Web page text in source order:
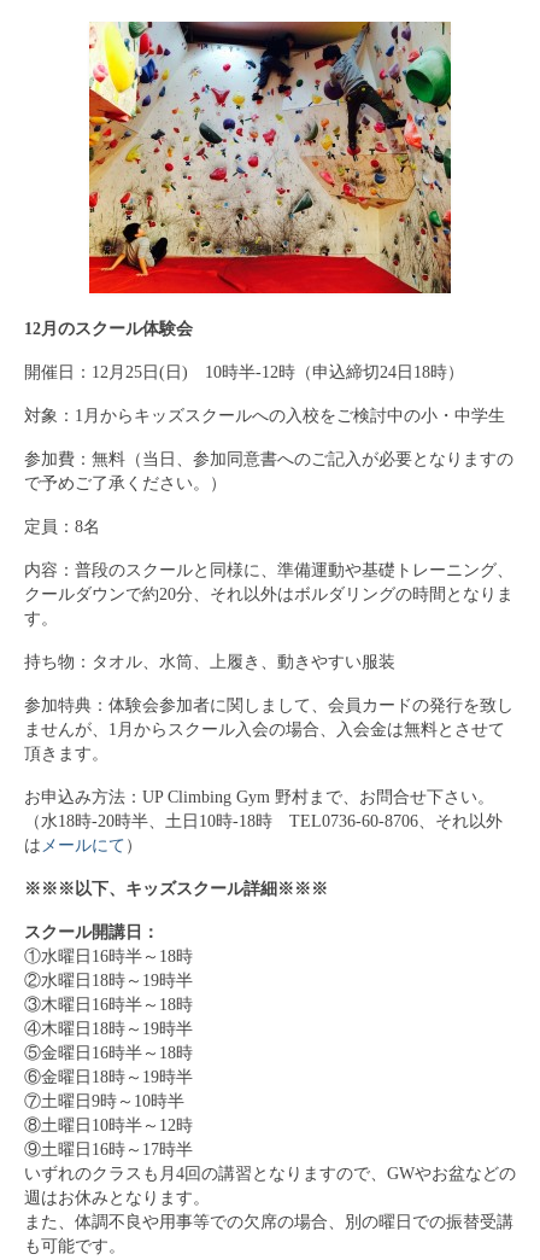
12月のスクール体験会
開催日：12月25日(日) 10時半-12時（申込締切24日18時）
対象：1月からキッズスクールへの入校をご検討中の小・中学生
参加費：無料（当日、参加同意書へのご記入が必要となりますの
で予めご了承ください。）
定員：8名
内容：普段のスクールと同様に、準備運動や基礎トレーニング、
クールダウンで約20分、それ以外はボルダリングの時間となりま
す。
持ち物：タオル、水筒、上履き、動きやすい服装
参加特典：体験会参加者に関しまして、会員カードの発行を致し
ませんが、1月からスクール入会の場合、入会金は無料とさせて
頂きます。
お申込み方法：UP Climbing Gym 野村まで、お問合せ下さい。
（水18時-20時半、土日10時-18時 TEL0736-60-8706、それ以外
は メールにて ）
※※※以下、キッズスクール詳細※※※
スクール開講日：
①水曜日16時半～18時
②水曜日18時～19時半
③木曜日16時半～18時
④木曜日18時～19時半
⑤金曜日16時半～18時
⑥金曜日18時～19時半
⑦土曜日9時～10時半
⑧土曜日10時半～12時
⑨土曜日16時～17時半
いずれのクラスも月4回の講習となりますので、GWやお盆などの
週はお休みとなります。
また、体調不良や用事等での欠席の場合、別の曜日での振替受講
も可能です。